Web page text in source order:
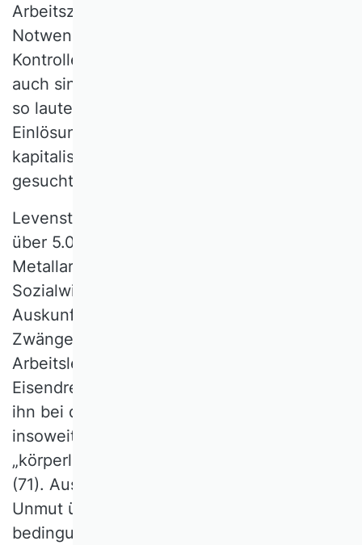
Arbeitszeit als Schritt aus dem Reich der
Notwendigkeit, (Wieder-)Erlangung von
Kontrolle über den Produktionsprozess und
auch sinnhaftes Erleben in der Tätigkeit –
so lauteten klassische Forderungen, deren
Einlösung jenseits oder innerhalb der
kapitalistischen Produktionsverhältnisse
gesucht wurde.
Levensteins (1912) Studie, die nicht nur bei
über 5.000 befragten Berg-, Textil- und
Metallarbeitern, sondern auch in der frühen
Sozialwissenschaft Widerhall fand, gibt
Auskunft über Wünsche und Frustrationen,
Zwänge und „kleine“ Freiheiten im
Arbeitsleben. Da bekundet ein 35jähriger
Eisendreher, sich als Sklave zu fühlen, weil
ihn bei der Arbeit der Gedanke plagt, nur
insoweit besoldet zu werden, um seine
„körperliche Energie in Harmonie zu halten“
(71). Aus vielen Interviewpassagen spricht
Unmut über Entgelt, Arbeitszeit und -
bedingungen. Jedoch lesen wir auch von